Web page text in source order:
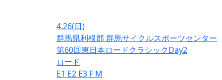
4.26(日)
群馬県利根郡 群馬サイクルスポーツセンター
第60回東日本ロードクラシックDay2
ロード
E1 E2 E3 F M